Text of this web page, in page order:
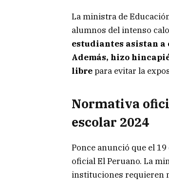
La ministra de
alumnos del intenso
estudiantes asistan a
Además, hizo
librepara evitar la
Normativa
escolar 2024
Ponce anunció que el
oficial El Peruano. La
instituciones requieren